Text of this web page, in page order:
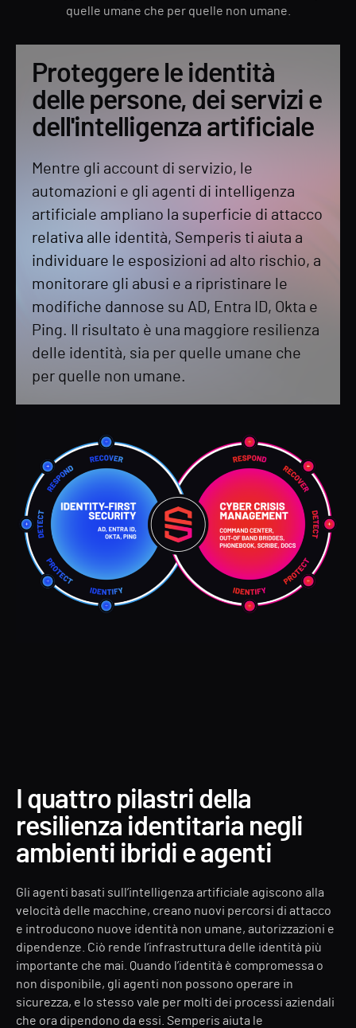
quelle umane che per quelle non umane.
Proteggere le identità
delle persone, dei servizi e
dell'intelligenza artificiale
Mentre gli account di servizio, le
automazioni e gli agenti di intelligenza
artificiale ampliano la superficie di attacco
relativa alle identità, Semperis ti aiuta a
individuare le esposizioni ad alto rischio, a
monitorare gli abusi e a ripristinare le
modifiche dannose su AD, Entra ID, Okta e
Ping. Il risultato è una maggiore resilienza
delle identità, sia per quelle umane che
per quelle non umane.
I quattro pilastri della
resilienza identitaria negli
ambienti ibridi e agenti
Gli agenti basati sull’intelligenza artificiale agiscono alla
velocità delle macchine, creano nuovi percorsi di attacco
e introducono nuove identità non umane, autorizzazioni e
dipendenze. Ciò rende l’infrastruttura delle identità più
importante che mai. Quando l’identità è compromessa o
non disponibile, gli agenti non possono operare in
sicurezza, e lo stesso vale per molti dei processi aziendali
che ora dipendono da essi. Semperis aiuta le